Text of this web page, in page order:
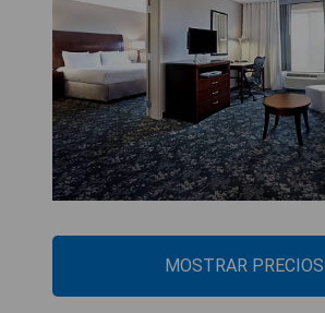
MOSTRAR PRECIOS